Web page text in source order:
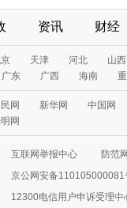
资讯 财经
天津 河北
山西
广东 广西 海南
网 新华网
中国网
网
互联网举报中心
防范
京公网安备110105000081
12300电信用户申诉受理中